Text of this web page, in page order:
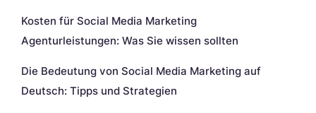
Kosten für Social Media Marketing
Agenturleistungen: Was Sie wissen sollten
Die Bedeutung von Social Media Marketing auf
Deutsch: Tipps und Strategien